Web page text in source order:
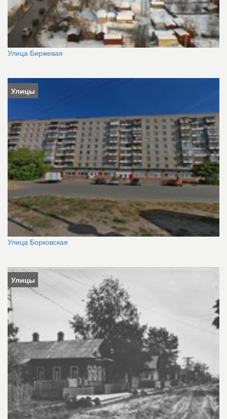
Улица Биржевая
Улицы
Улица Борковская
Улицы